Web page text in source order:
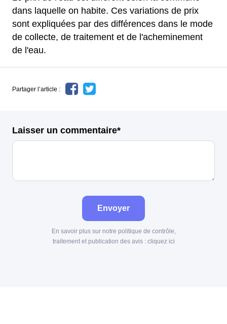
dans laquelle on habite. Ces variations de prix
sont expliquées par des différences dans le mode
de collecte, de traitement et de l'acheminement
de l'eau.
Partager l’article :
Laisser un commentaire*
Envoyer
En savoir plus sur notre politique de contrôle,
traitement et publication des avis : cliquez ici